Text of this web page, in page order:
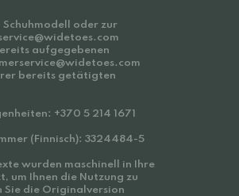
Schuhmodell oder zur
aufgegebenen
bereits getätigten
+370 5 214 1671
(Finnisch): 3324484-5
wurden maschinell in Ihre
um Ihnen die Nutzung zu
Sie die Originalversion